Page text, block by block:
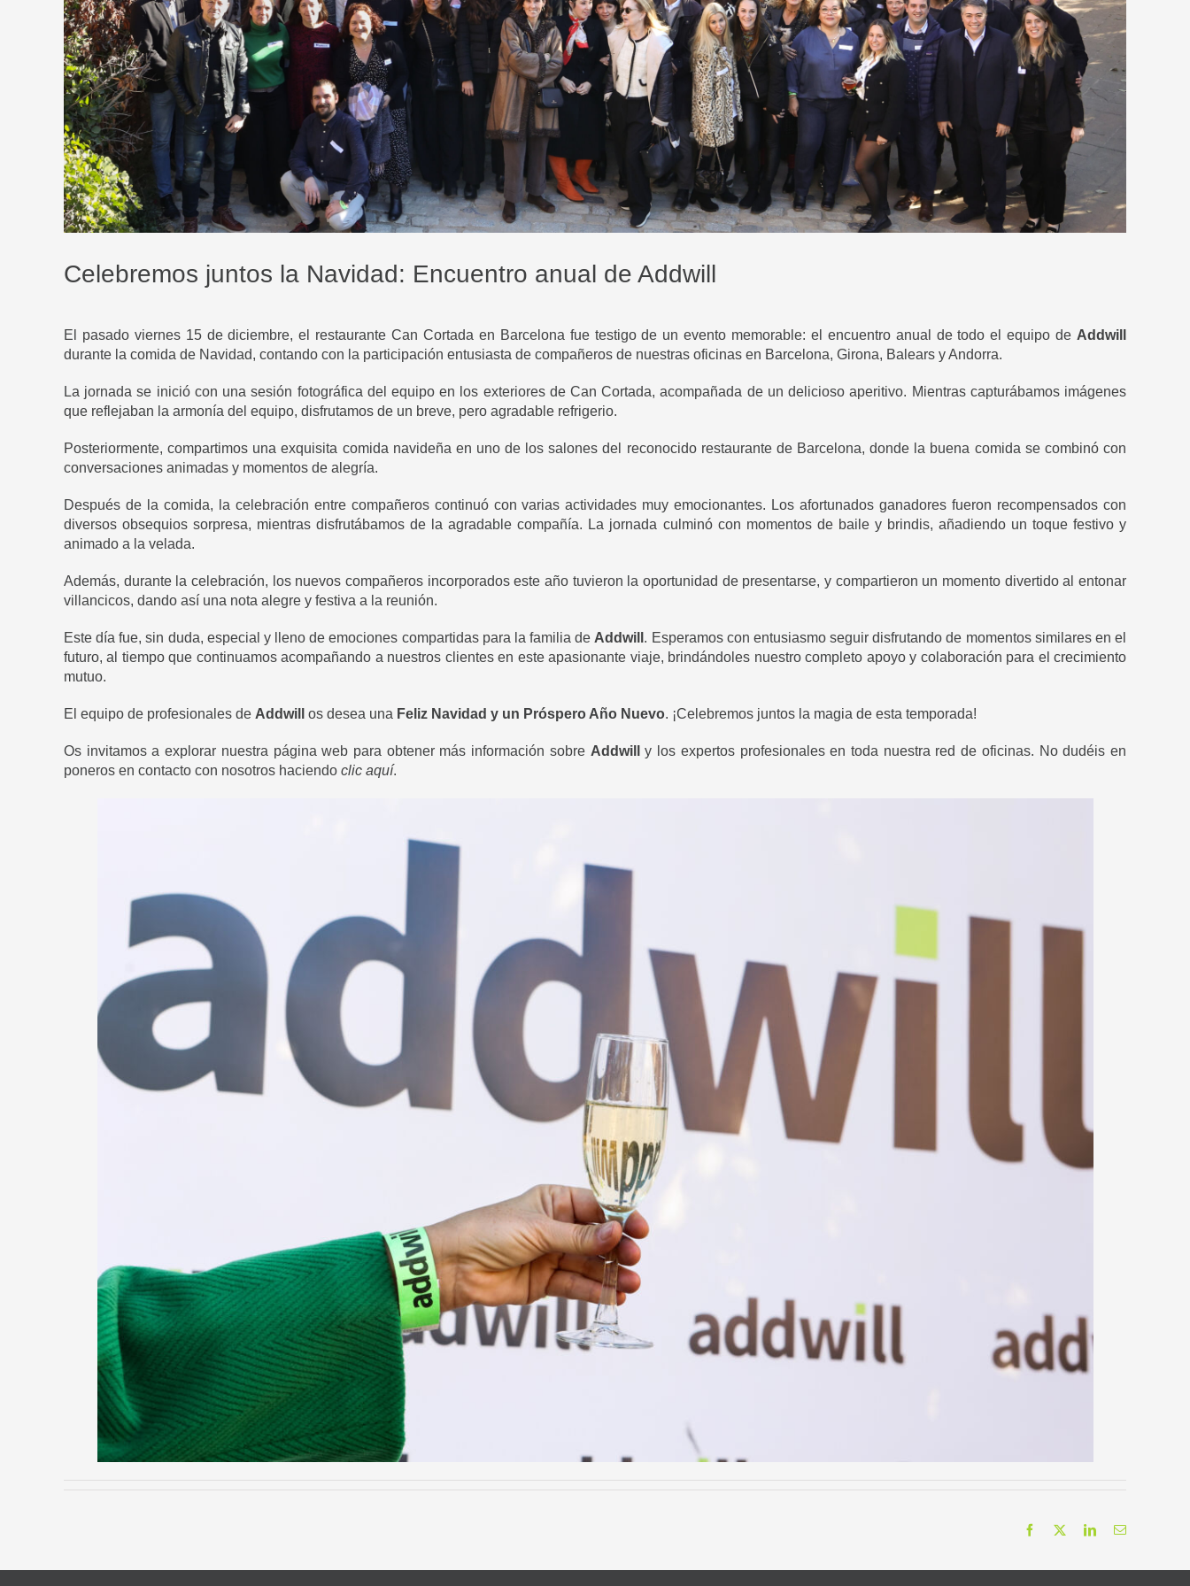
Celebremos juntos la Navidad: Encuentro anual de Addwill
El pasado viernes 15 de diciembre, el restaurante Can Cortada en Barcelona fue testigo de un evento memorable: el encuentro anual de todo el equipo de Addwill
durante la comida de Navidad, contando con la participación entusiasta de compañeros de nuestras oficinas en Barcelona, Girona, Balears y Andorra.
La jornada se inició con una sesión fotográfica del equipo en los exteriores de Can Cortada, acompañada de un delicioso aperitivo. Mientras capturábamos imágenes
que reflejaban la armonía del equipo, disfrutamos de un breve, pero agradable refrigerio.
Posteriormente, compartimos una exquisita comida navideña en uno de los salones del reconocido restaurante de Barcelona, donde la buena comida se combinó con
conversaciones animadas y momentos de alegría.
Después de la comida, la celebración entre compañeros continuó con varias actividades muy emocionantes. Los afortunados ganadores fueron recompensados con
diversos obsequios sorpresa, mientras disfrutábamos de la agradable compañía. La jornada culminó con momentos de baile y brindis, añadiendo un toque festivo y
animado a la velada.
Además, durante la celebración, los nuevos compañeros incorporados este año tuvieron la oportunidad de presentarse, y compartieron un momento divertido al entonar
villancicos, dando así una nota alegre y festiva a la reunión.
Este día fue, sin duda, especial y lleno de emociones compartidas para la familia de Addwill . Esperamos con entusiasmo seguir disfrutando de momentos similares en el
futuro, al tiempo que continuamos acompañando a nuestros clientes en este apasionante viaje, brindándoles nuestro completo apoyo y colaboración para el crecimiento
mutuo.
El equipo de profesionales de Addwill os desea una Feliz Navidad y un Próspero Año Nuevo. ¡Celebremos juntos la magia de esta temporada!
Os invitamos a explorar nuestra página web para obtener más información sobre Addwilly los expertos profesionales en toda nuestra red de oficinas. No dudéis en
poneros en contacto con nosotros haciendo clic aquí.
Facebook LinkedInCorreo